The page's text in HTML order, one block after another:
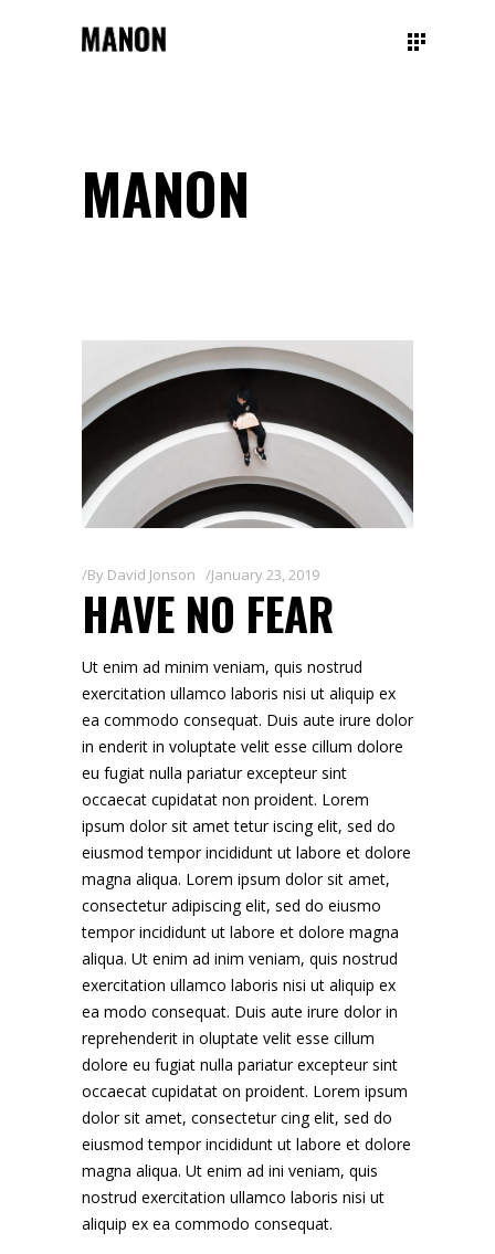
MANON
By David Jonson January 23, 2019
HAVE NO FEAR
Ut enim ad minim veniam, quis nostrud
exercitation ullamco laboris nisi ut aliquip ex
ea commodo consequat. Duis aute irure dolor
in enderit in voluptate velit esse cillum dolore
eu fugiat nulla pariatur excepteur sint
occaecat cupidatat non proident. Lorem
ipsum dolor sit amet tetur iscing elit, sed do
eiusmod tempor incididunt ut labore et dolore
magna aliqua. Lorem ipsum dolor sit amet,
consectetur adipiscing elit, sed do eiusmo
tempor incididunt ut labore et dolore magna
aliqua. Ut enim ad inim veniam, quis nostrud
exercitation ullamco laboris nisi ut aliquip ex
ea modo consequat. Duis aute irure dolor in
reprehenderit in oluptate velit esse cillum
dolore eu fugiat nulla pariatur excepteur sint
occaecat cupidatat on proident. Lorem ipsum
dolor sit amet, consectetur cing elit, sed do
eiusmod tempor incididunt ut labore et dolore
magna aliqua. Ut enim ad ini veniam, quis
nostrud exercitation ullamco laboris nisi ut
aliquip ex ea commodo consequat.